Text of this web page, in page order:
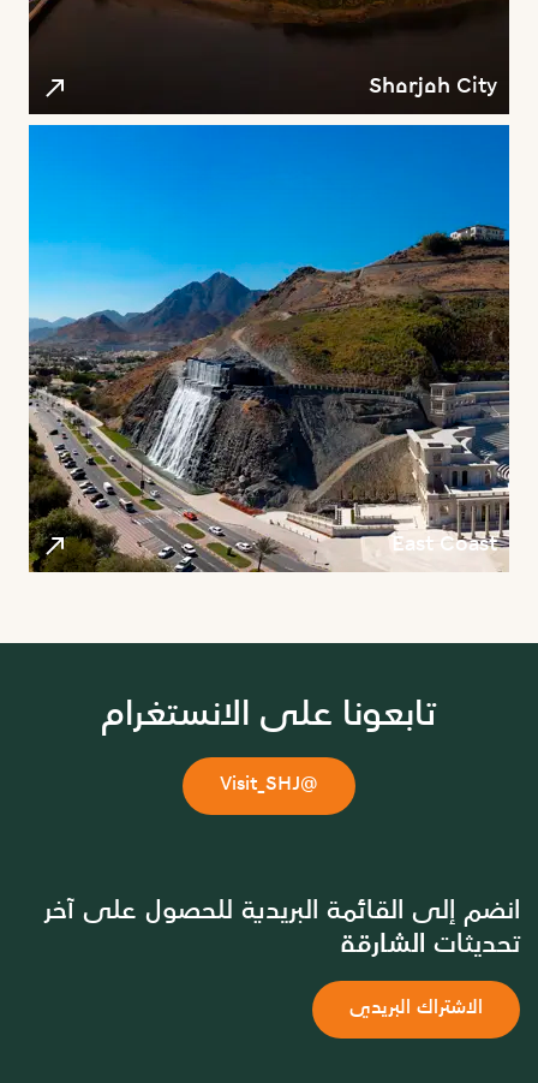
Sharjah City
East Coast
تابعونا على الانستغرام
@Visit_SHJ
انضم إلى القائمة البريدية للحصول على آخر
تحديثات الشارقة
الاشتراك البريدي